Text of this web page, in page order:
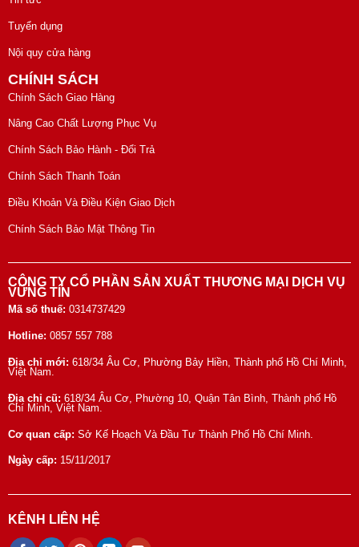
Tuyển dụng
Nội quy cửa hàng
CHÍNH SÁCH
Chính Sách Giao Hàng
Nâng Cao Chất Lượng Phục Vụ
Chính Sách Bảo Hành - Đổi Trả
Chính Sách Thanh Toán
Điều Khoản Và Điều Kiện Giao Dịch
Chính Sách Bảo Mật Thông Tin
CÔNG TY CỔ PHẦN SẢN XUẤT THƯƠNG MẠI DỊCH VỤ
VỮNG TÍN
Mã số thuế: 0314737429
Hotline: 0857 557 788
Địa chỉ mới: 618/34 Âu Cơ, Phường Bảy Hiền, Thành phố Hồ Chí Minh,
Việt Nam.
Địa chỉ cũ: 618/34 Âu Cơ, Phường 10, Quận Tân Bình, Thành phố Hồ
Chí Minh, Việt Nam.
Cơ quan cấp: Sở Kế Hoạch Và Đầu Tư Thành Phố Hồ Chí Minh.
Ngày cấp: 15/11/2017
KÊNH LIÊN HỆ